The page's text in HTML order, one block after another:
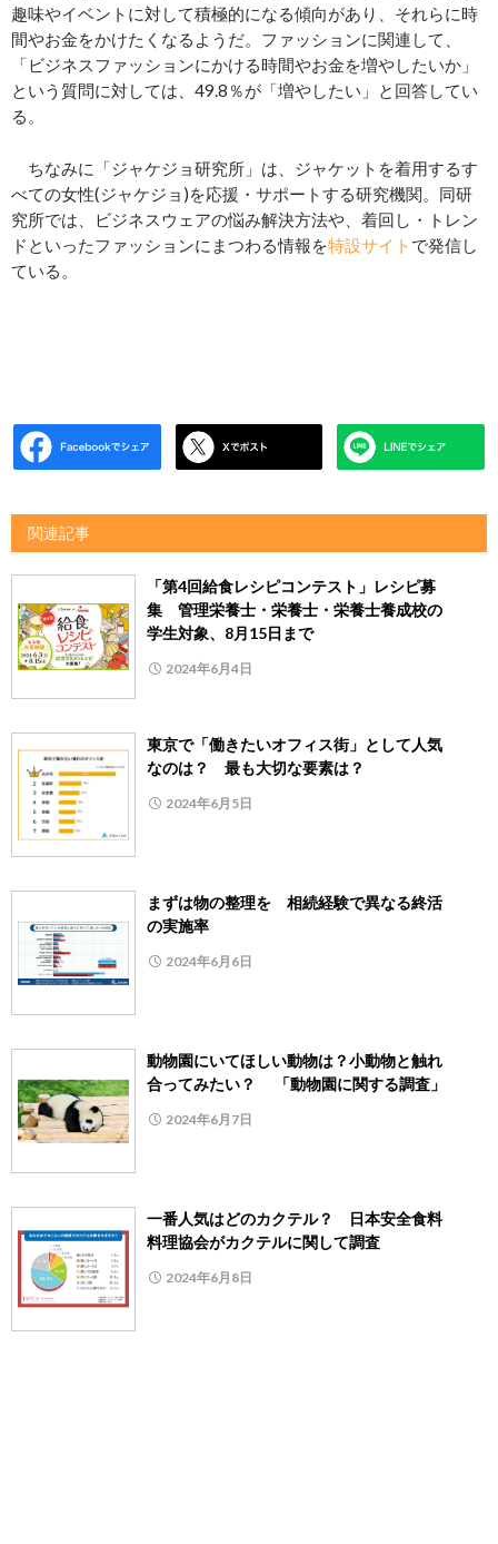
趣味やイベントに対して積極的になる傾向があり、それらに時
間やお金をかけたくなるようだ。ファッションに関連して、
「ビジネスファッションにかける時間やお金を増やしたいか」
という質問に対しては、49.8％が「増やしたい」と回答してい
る。
ちなみに「ジャケジョ研究所」は、ジャケットを着用するす
べての女性(ジャケジョ)を応援・サポートする研究機関。同研
究所では、ビジネスウェアの悩み解決方法や、着回し・トレン
ドといったファッションにまつわる情報を特設サイト で発信し
ている。
関連記事
「第4回給食レシピコンテスト」レシピ募
集 管理栄養士・栄養士・栄養士養成校の
学生対象、8月15日まで
2024年6月4日
東京で「働きたいオフィス街」として人気
なのは？ 最も大切な要素は？
2024年6月5日
まずは物の整理を 相続経験で異なる終活
の実施率
2024年6月6日
動物園にいてほしい動物は？小動物と触れ
合ってみたい？ 「動物園に関する調査」
2024年6月7日
一番人気はどのカクテル？ 日本安全食料
料理協会がカクテルに関して調査
2024年6月8日